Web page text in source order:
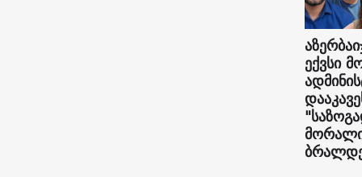
ექვსი